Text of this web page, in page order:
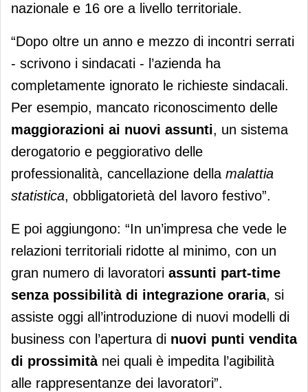
nazionale e 16 ore a livello territoriale.
“Dopo oltre un anno e mezzo di incontri serrati
- scrivono i sindacati - l’azienda ha
completamente ignorato le richieste sindacali.
Per esempio, mancato riconoscimento delle
maggiorazioni ai nuovi assunti, un sistema
derogatorio e peggiorativo delle
professionalità, cancellazione della malattia
statistica, obbligatorietà del lavoro festivo”.
E poi aggiungono: “In un’impresa che vede le
relazioni territoriali ridotte al minimo, con un
gran numero di lavoratori assunti part-time
senza possibilità di integrazione oraria, si
assiste oggi all’introduzione di nuovi modelli di
business con l’apertura di nuovi punti vendita
di prossimitànei quali è impedita l’agibilità
alle rappresentanze dei lavoratori”.